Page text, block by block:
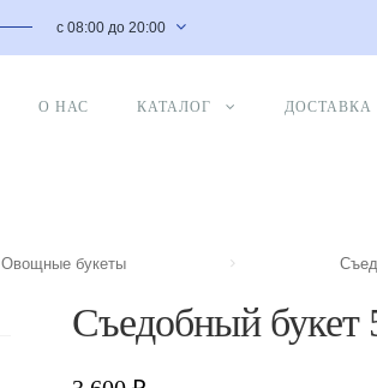
с 08:00 до 20:00
О НАС КАТАЛОГ ДОСТАВКА
Овощные букеты
Съедобный букет